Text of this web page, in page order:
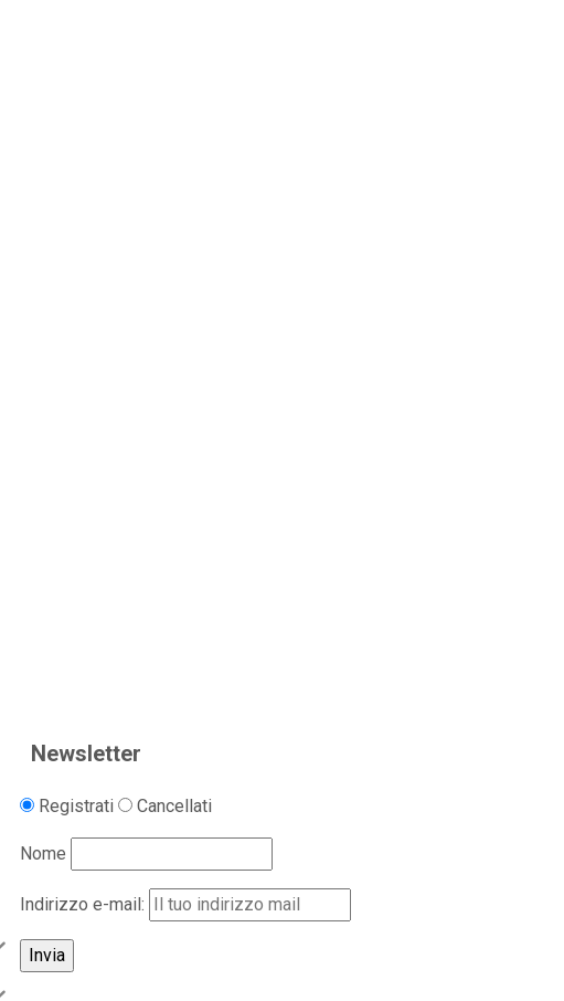
Newsletter
Registrati Cancellati
Nome
Indirizzo e-mail: